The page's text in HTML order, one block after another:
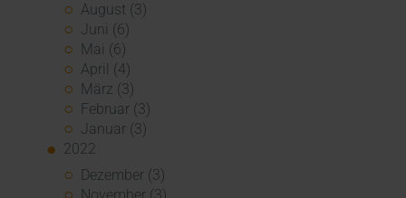
August (3)
Juni (6)
Mai (6)
April (4)
März (3)
Februar (3)
Januar (3)
2022
Dezember (3)
November (3)